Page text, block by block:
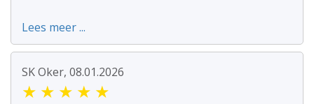
Lees meer ...
SK Oker, 08.01.2026
★ ★ ★ ★ ★